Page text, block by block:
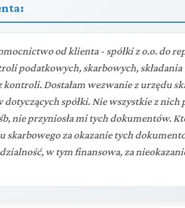
od klienta - spółki z o.o. do
podatkowych, skarbowych,
kontroli. Dostałam wezwanie z urzędu
spółki. Nie wszystkie z nich
nie przyniosła mi tych dokumentów.
skarbowego za okazanie tych
w tym finansowa, za